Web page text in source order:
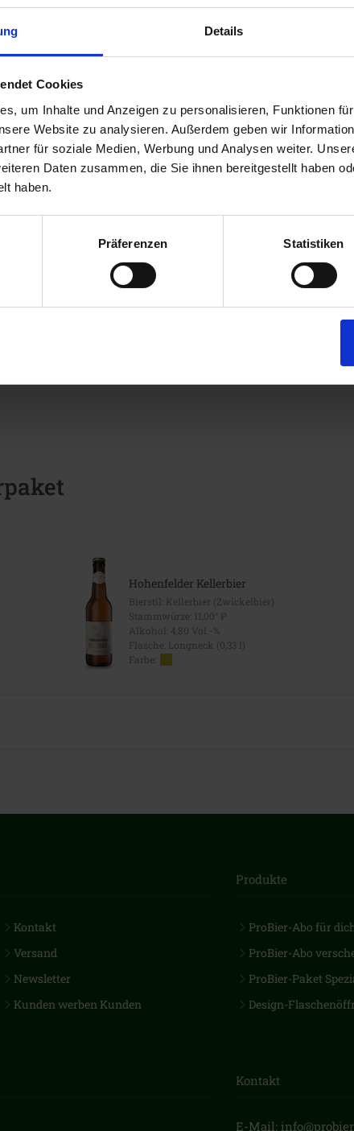
Details
Cookies
um Inhalte und Anzeigen zu personalisieren, Funktionen
Website zu analysieren. Außerdem geben wir
für soziale Medien, Werbung und Analysen weiter.
Daten zusammen, die Sie ihnen bereitgestellt haben
haben.
Präferenzen Statistiken
Hohenfelder Kellerbier
Bierstil: Kellerbier (Zwickelbier)
Stammwürze: 11,00° P
Alkohol: 4,80 Vol.-%
Flasche: Longneck (0,33 l)
Farbe:
Kontakt
Versand
Newsletter
Kunden werben Kunden
Produkte
ProBier-Abo für
ProBier-Abo
ProBier-Paket
Design-
Kontakt
E-Mail: